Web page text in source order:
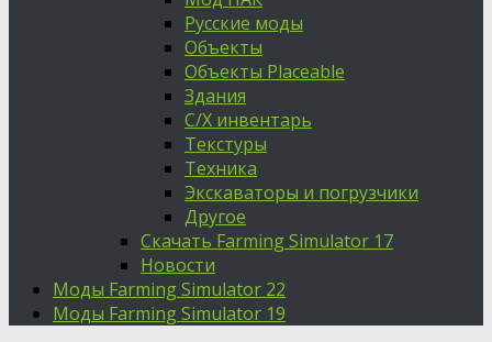
Русские моды
Объекты
Объекты Placeable
Здания
С/Х инвентарь
Текстуры
Техника
Экскаваторы и погрузчики
Другое
Скачать Farming Simulator 17
Новости
Моды Farming Simulator 22
Моды Farming Simulator 19